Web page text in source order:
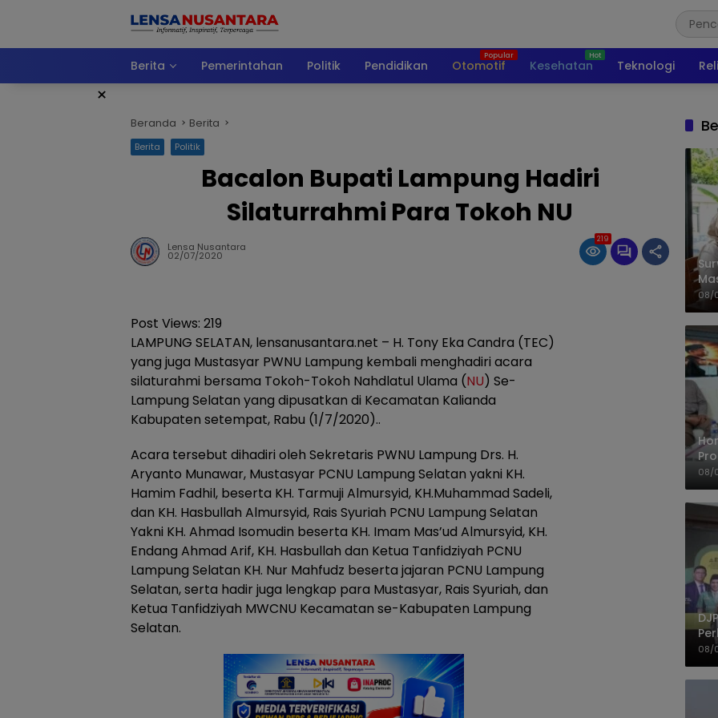
Berita
Pemerintahan Politik Pendidikan Otomotif Kesehatan Teknologi
×
Beranda Berita
Berita Politik
Bacalon Bupati Lampung Hadiri
Silaturrahmi Para Tokoh NU
Lensa Nusantara
02/07/2020
219
Post Views: 219
LAMPUNG SELATAN, lensanusantara.net – H. Tony Eka Candra (TEC)
yang juga Mustasyar PWNU Lampung kembali menghadiri acara
silaturahmi bersama Tokoh-Tokoh Nahdlatul Ulama (NU) Se-
Lampung Selatan yang dipusatkan di Kecamatan Kalianda
Kabupaten setempat, Rabu (1/7/2020)..
Acara tersebut dihadiri oleh Sekretaris PWNU Lampung Drs. H.
Aryanto Munawar, Mustasyar PCNU Lampung Selatan yakni KH.
Hamim Fadhil, beserta KH. Tarmuji Almursyid, KH.Muhammad Sadeli,
dan KH. Hasbullah Almursyid, Rais Syuriah PCNU Lampung Selatan
Yakni KH. Ahmad Isomudin beserta KH. Imam Mas’ud Almursyid, KH.
Endang Ahmad Arif, KH. Hasbullah dan Ketua Tanfidziyah PCNU
Lampung Selatan KH. Nur Mahfudz beserta jajaran PCNU Lampung
Selatan, serta hadir juga lengkap para Mustasyar, Rais Syuriah, dan
Ketua Tanfidziyah MWCNU Kecamatan se-Kabupaten Lampung
Selatan.
08/
08/
08/